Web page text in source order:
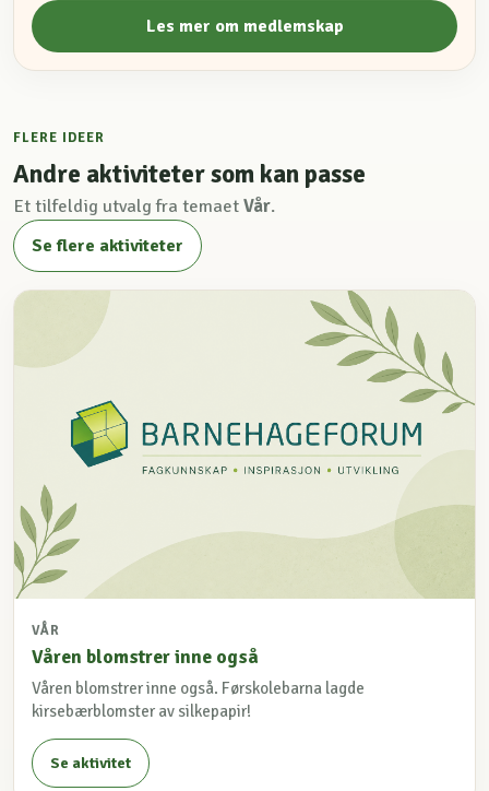
Les mer om medlemskap
FLERE IDEER
Andre aktiviteter som kan passe
Et tilfeldig utvalg fra temaet Vår.
Se flere aktiviteter
VÅR
Våren blomstrer inne også
Våren blomstrer inne også. Førskolebarna lagde
kirsebærblomster av silkepapir!
Se aktivitet